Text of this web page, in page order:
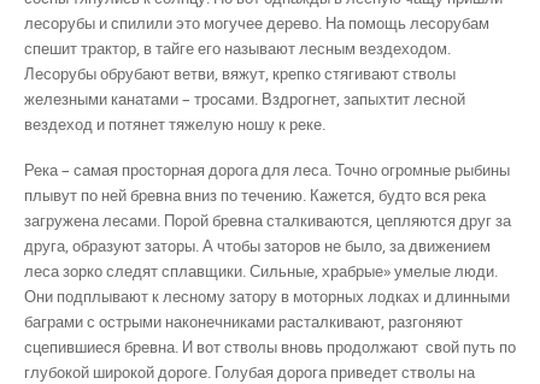
лесорубы и спилили это могучее дерево. На помощь лесорубам
спешит трактор, в тайге его называют лесным вездеходом.
Лесорубы обрубают ветви, вяжут, крепко стягивают стволы
железными канатами – тросами. Вздрогнет, запыхтит лесной
вездеход и потянет тяжелую ношу к реке.
Река – самая просторная дорога для леса. Точно огромные рыбины
плывут по ней бревна вниз по течению. Кажется, будто вся река
загружена лесами. Порой бревна сталкиваются, цепляются друг за
друга, образуют заторы. А чтобы заторов не было, за движением
леса зорко следят сплавщики. Сильные, храбрые» умелые люди.
Они подплывают к лесному затору в моторных лодках и длинными
баграми с острыми наконечниками расталкивают, разгоняют
сцепившиеся бревна. И вот стволы вновь продолжают свой путь по
глубокой широкой дороге. Голубая дорога приведет стволы на